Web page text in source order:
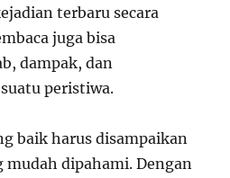
terbaru secara
juga bisa
dampak, dan
peristiwa.
baik harus disampaikan
mudah dipahami. Dengan